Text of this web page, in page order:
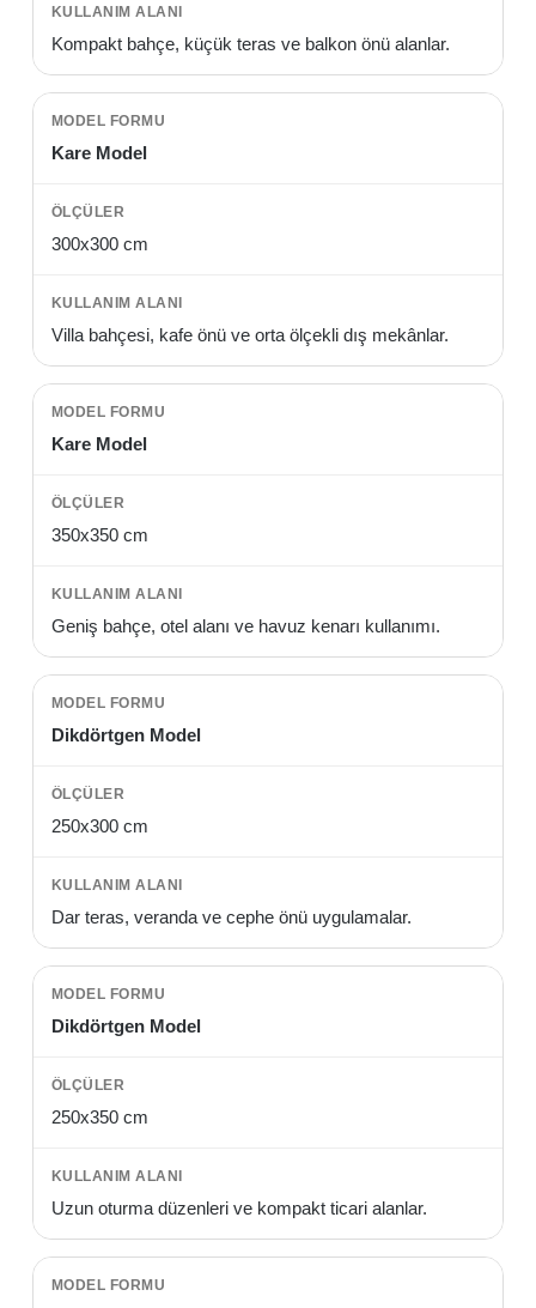
Kompakt bahçe, küçük teras ve balkon önü alanlar.
Kare Model
300x300 cm
Villa bahçesi, kafe önü ve orta ölçekli dış mekânlar.
Kare Model
350x350 cm
Geniş bahçe, otel alanı ve havuz kenarı kullanımı.
Dikdörtgen Model
250x300 cm
Dar teras, veranda ve cephe önü uygulamalar.
Dikdörtgen Model
250x350 cm
Uzun oturma düzenleri ve kompakt ticari alanlar.